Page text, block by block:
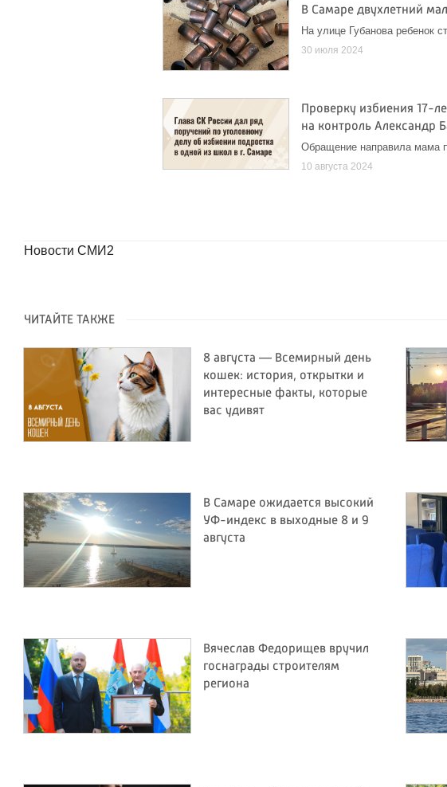
В Самаре двухлетний
На улице Губанова ребенок
30 июля 2024
Проверку избиения 17-
на контроль Александр
Обращение направила мама
10 августа 2024
Новости СМИ2
ЧИТАЙТЕ ТАКЖЕ
8 августа — Всемирный день
кошек: история, открытки и
интересные факты, которые
вас удивят
В Самаре ожидается высокий
УФ-индекс в выходные 8 и 9
августа
Вячеслав Федорищев вручил
госнаграды строителям
региона